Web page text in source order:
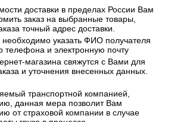
доставки в пределах России Вам
заказ на выбранные товары,
точный адрес доставки.
указать ФИО получателя
телефона и электронную почту
магазина свяжутся с Вами для
и уточнения внесенных данных.
транспортной компанией,
данная мера позволит Вам
от страховой компании в случае